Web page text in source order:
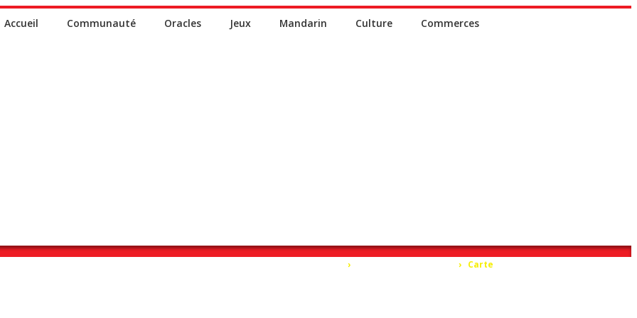
Accueil Communauté Oracles Jeux Mandarin Culture Commerces
de
› › Carte